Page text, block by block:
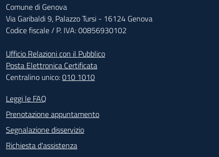
Comune di Genova
Via Garibaldi 9, Palazzo Tursi - 16124 Genova
Codice fiscale / P. IVA: 00856930102
Ufficio Relazioni con il Pubblico
Posta Elettronica Certificata
Centralino unico:010 1010
Footer - Contatti
Leggi le FAQ
Prenotazione appuntamento
Segnalazione disservizio
Richiesta d'assistenza